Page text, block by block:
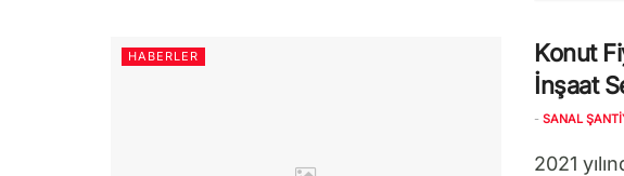
HABERLER
Konut
İnşaat
- SANAL
2021